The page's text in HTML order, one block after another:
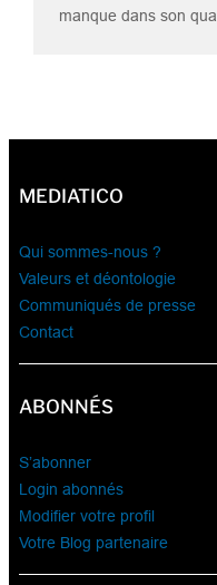
manque dans son
MEDIATICO
Qui sommes-nous ?
Valeurs et déontologie
Communiqués de presse
Contact
ABONNÉS
S’abonner
Login abonnés
Modifier votre profil
Votre Blog partenaire